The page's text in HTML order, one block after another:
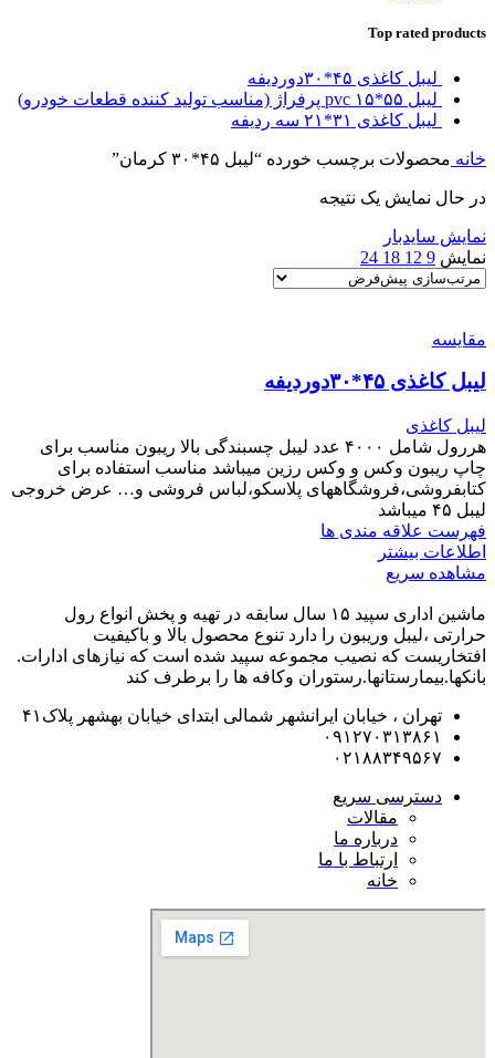
Top rated products
لیبل کاغذی ۴۵*۳۰دوردیفه
لیبل ۵۵*۱۵ pvc پرفراژ (مناسب تولید کننده قطعات خودرو)
لیبل کاغذی ۳۱*۲۱ سه ردیفه
خانه محصولات برچسب خورده “لیبل ۴۵*۳۰ کرمان”
در حال نمایش یک نتیجه
نمایش سایدبار
نمایش 9
12
18
24
مقایسه
لیبل کاغذی ۴۵*۳۰دوردیفه
لیبل کاغذی
هررول شامل ۴۰۰۰ عدد لیبل چسبندگی بالا ریبون مناسب برای
چاپ ریبون وکس و وکس رزین میباشد مناسب استفاده برای
کتابفروشی،فروشگاههای پلاسکو،لباس فروشی و… عرض خروجی
لیبل ۴۵ میباشد
فهرست علاقه مندی ها
اطلاعات بیشتر
مشاهده سریع
ماشین اداری سپید ۱۵ سال سابقه در تهیه و پخش انواع رول
حرارتی ،لیبل وریبون را دارد تنوع محصول بالا و باکیفیت
افتخاریست که نصیب مجموعه سپید شده است که نیازهای ادارات.
بانکها.بیمارستانها.رستوران و‌کافه ها را برطرف کند
تهران ، خیابان ایرانشهر شمالی ابتدای خیابان بهشهر پلاک۴۱
۰۹۱۲۷۰۳۱۳۸۶۱
۰۲۱۸۸۳۴۹۵۶۷
دسترسی سریع
مقالات
درباره ما
ارتباط با ما
خانه